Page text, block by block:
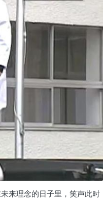
来理念的日子里，笑声此时